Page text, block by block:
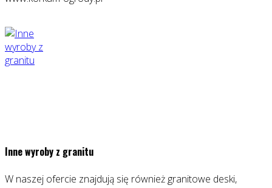
Inne wyroby z granitu
W naszej ofercie znajdują się również granitowe deski,